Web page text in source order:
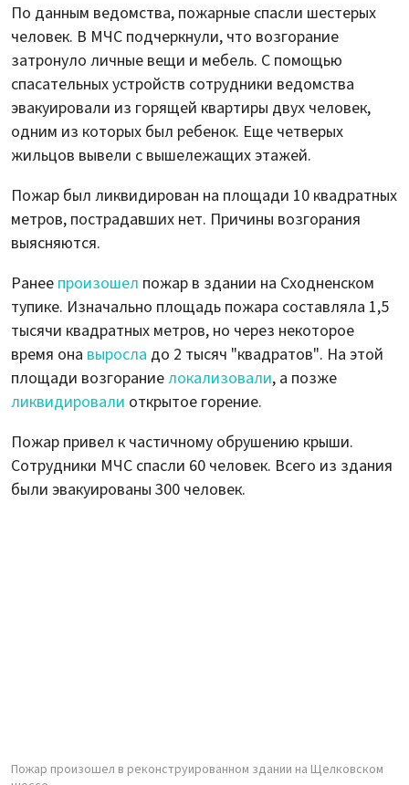
По данным ведомства, пожарные спасли шестерых
человек. В МЧС подчеркнули, что возгорание
затронуло личные вещи и мебель. С помощью
спасательных устройств сотрудники ведомства
эвакуировали из горящей квартиры двух человек,
одним из которых был ребенок. Еще четверых
жильцов вывели с вышележащих этажей.
Пожар был ликвидирован на площади 10 квадратных
метров, пострадавших нет. Причины возгорания
выясняются.
Ранее произошел пожар в здании на Сходненском
тупике. Изначально площадь пожара составляла 1,5
тысячи квадратных метров, но через некоторое
время она выросла до 2 тысяч "квадратов". На этой
площади возгораниелокализовали, а позже
ликвидировали открытое горение.
Пожар привел к частичному обрушению крыши.
Сотрудники МЧС спасли 60 человек. Всего из здания
были эвакуированы 300 человек.
Пожар произошел в реконструированном здании на Щелковском